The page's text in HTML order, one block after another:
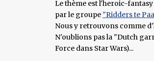
Le thème est l'heroic-
par le groupe "Ridders te
Nous y retrouvons comme
N'oublions pas la "Dutch
Force dans Star Wars)...